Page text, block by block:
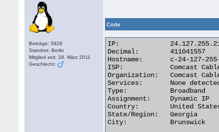
Beiträge: 5826
Standort: Berlin
Mitglied seit: 28. März 2011
Geschlecht:
Code
IP:	        24.127.255.21
Decimal:	411041557
Hostname:	c-24-127-255-21.hsd1.fl.comcast.net
ISP:	        Comcast Cable
Organization:	Comcast Cable
Services:	None detected
Type:	        Broadband
Assignment:	Dynamic IP
Country:	United States
State/Region:	Georgia
City:	        Brunswick